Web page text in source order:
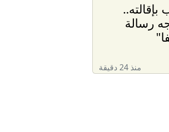
رسالة
منذ 24 دقيقة